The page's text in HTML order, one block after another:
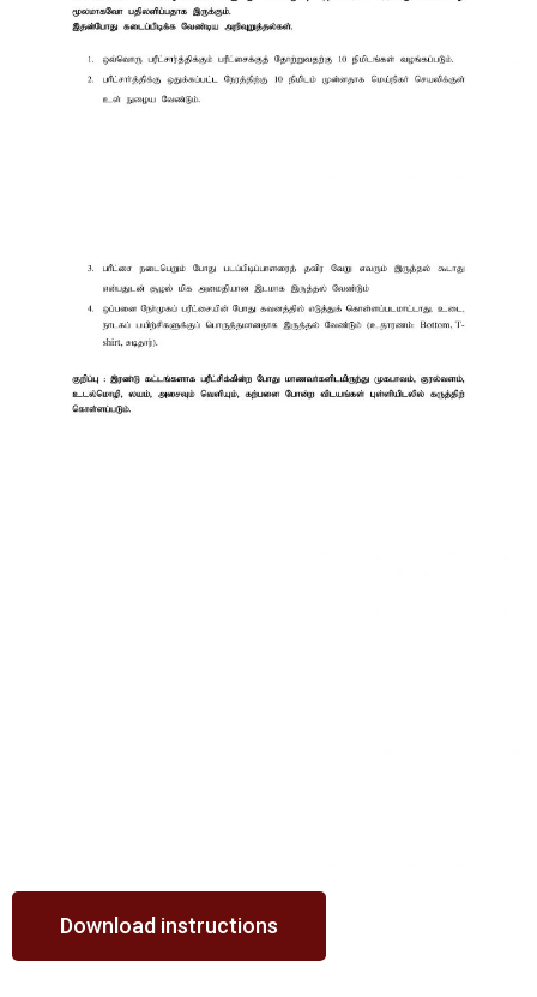
Download instructions